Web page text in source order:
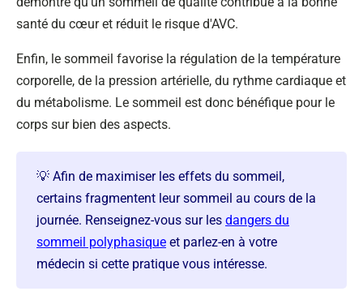
santé du cœur et réduit le risque d'AVC.
Enfin, le sommeil favorise la régulation de la température
corporelle, de la pression artérielle, du rythme cardiaque et
du métabolisme. Le sommeil est donc bénéfique pour le
corps sur bien des aspects.
💡 Afin de maximiser les effets du sommeil,
certains fragmentent leur sommeil au cours de la
journée. Renseignez-vous sur les dangers du
sommeil polyphasique et parlez-en à votre
médecin si cette pratique vous intéresse.